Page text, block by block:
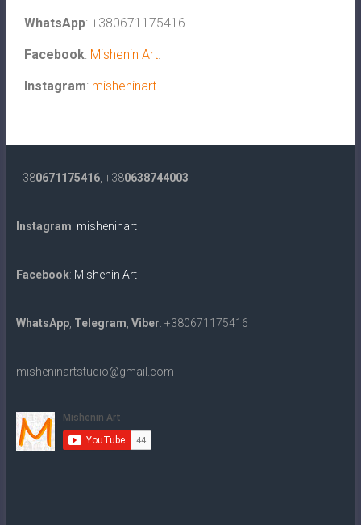
WhatsApp: +380671175416.
Facebook: Mishenin Art.
Instagram: misheninart.
+380671175416, +380638744003
Instagram: misheninart
Facebook: Mishenin Art
WhatsApp, Telegram Viber: +380671175416
misheninartstudio@gmail.com